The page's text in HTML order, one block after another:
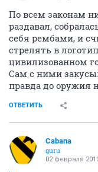
По всем законам
раздавал,
себя рембами, и
стрелять в
цивилизованном
Сам с ними
правда до оружия
ОТВЕТИТЬ
Cabana
guru
02 февраля